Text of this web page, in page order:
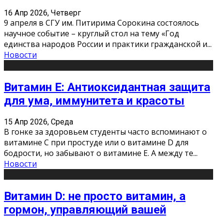
16 Апр 2026, Четверг
9 апреля в СГУ им. Питирима Сорокина состоялось
научное событие – круглый стол на тему «Год
единства народов России и практики гражданской и...
Новости
Витамин Е: Антиоксидантная защита
для ума, иммунитета и красоты
15 Апр 2026, Среда
В гонке за здоровьем студенты часто вспоминают о
витамине С при простуде или о витамине D для
бодрости, но забывают о витамине Е. А между те...
Новости
Витамин D: не просто витамин, а
гормон, управляющий вашей